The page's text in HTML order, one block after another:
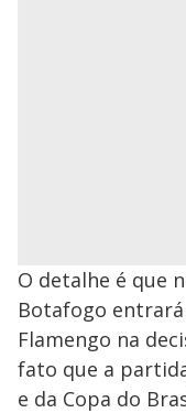
O detalhe é que
Botafogo
Flamengo na
fato que a
e da Copa do